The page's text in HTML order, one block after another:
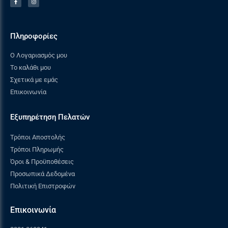
θερμόμετρο που είναι ενσωματωμένο στο
ΠΤΥΣΣΟΜΕΝΟ ΠΛΑΪΝΟ ΡΑΦΙ
που προσφέρει άνετο χώρο προετοιμασίας και
αποθηκευτικούς χώρους για τα εργαλεία σας.
Πληροφορίες
Ο Λογαριασμός μου
Το καλάθι μου
Σχετικά με εμάς
Επικοινωνία
Εξυπηρέτηση Πελατών
Τρόποι Αποστολής
Τρόποι Πληρωμής
Όροι & Προϋποθέσεις
Προσωπικά Δεδομένα
Πολιτική Επιστροφών
Επικοινωνία